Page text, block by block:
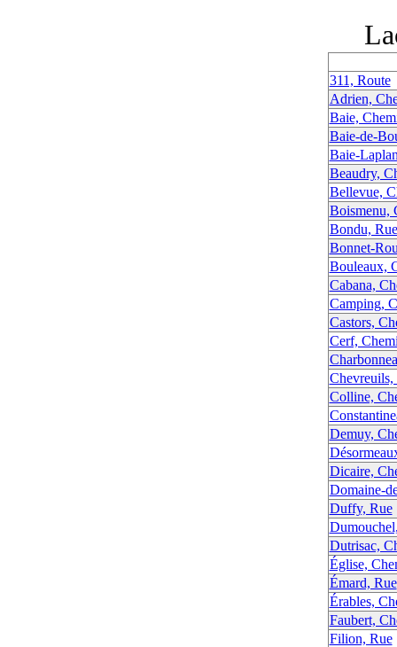
311, Route
Adrien,
Baie,
Baie-de-
Baie-
Beaudry,
Bellevue,
Boismenu,
Bondu, Rue
Bonnet-
Bouleaux,
Cabana,
Camping,
Castors,
Cerf,
Chevreuils,
Colline,
Demuy,
Dicaire,
Domaine-
Duffy, Rue
Dutrisac,
Église,
Émard, Rue
Érables,
Faubert,
Filion, Rue